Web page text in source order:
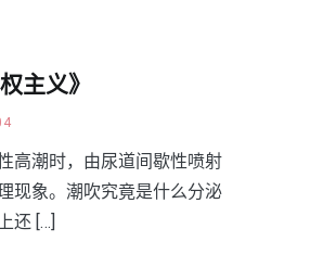
主义》
高潮时，由尿道间歇性喷射
现象。潮吹究竟是什么分泌
还 […]